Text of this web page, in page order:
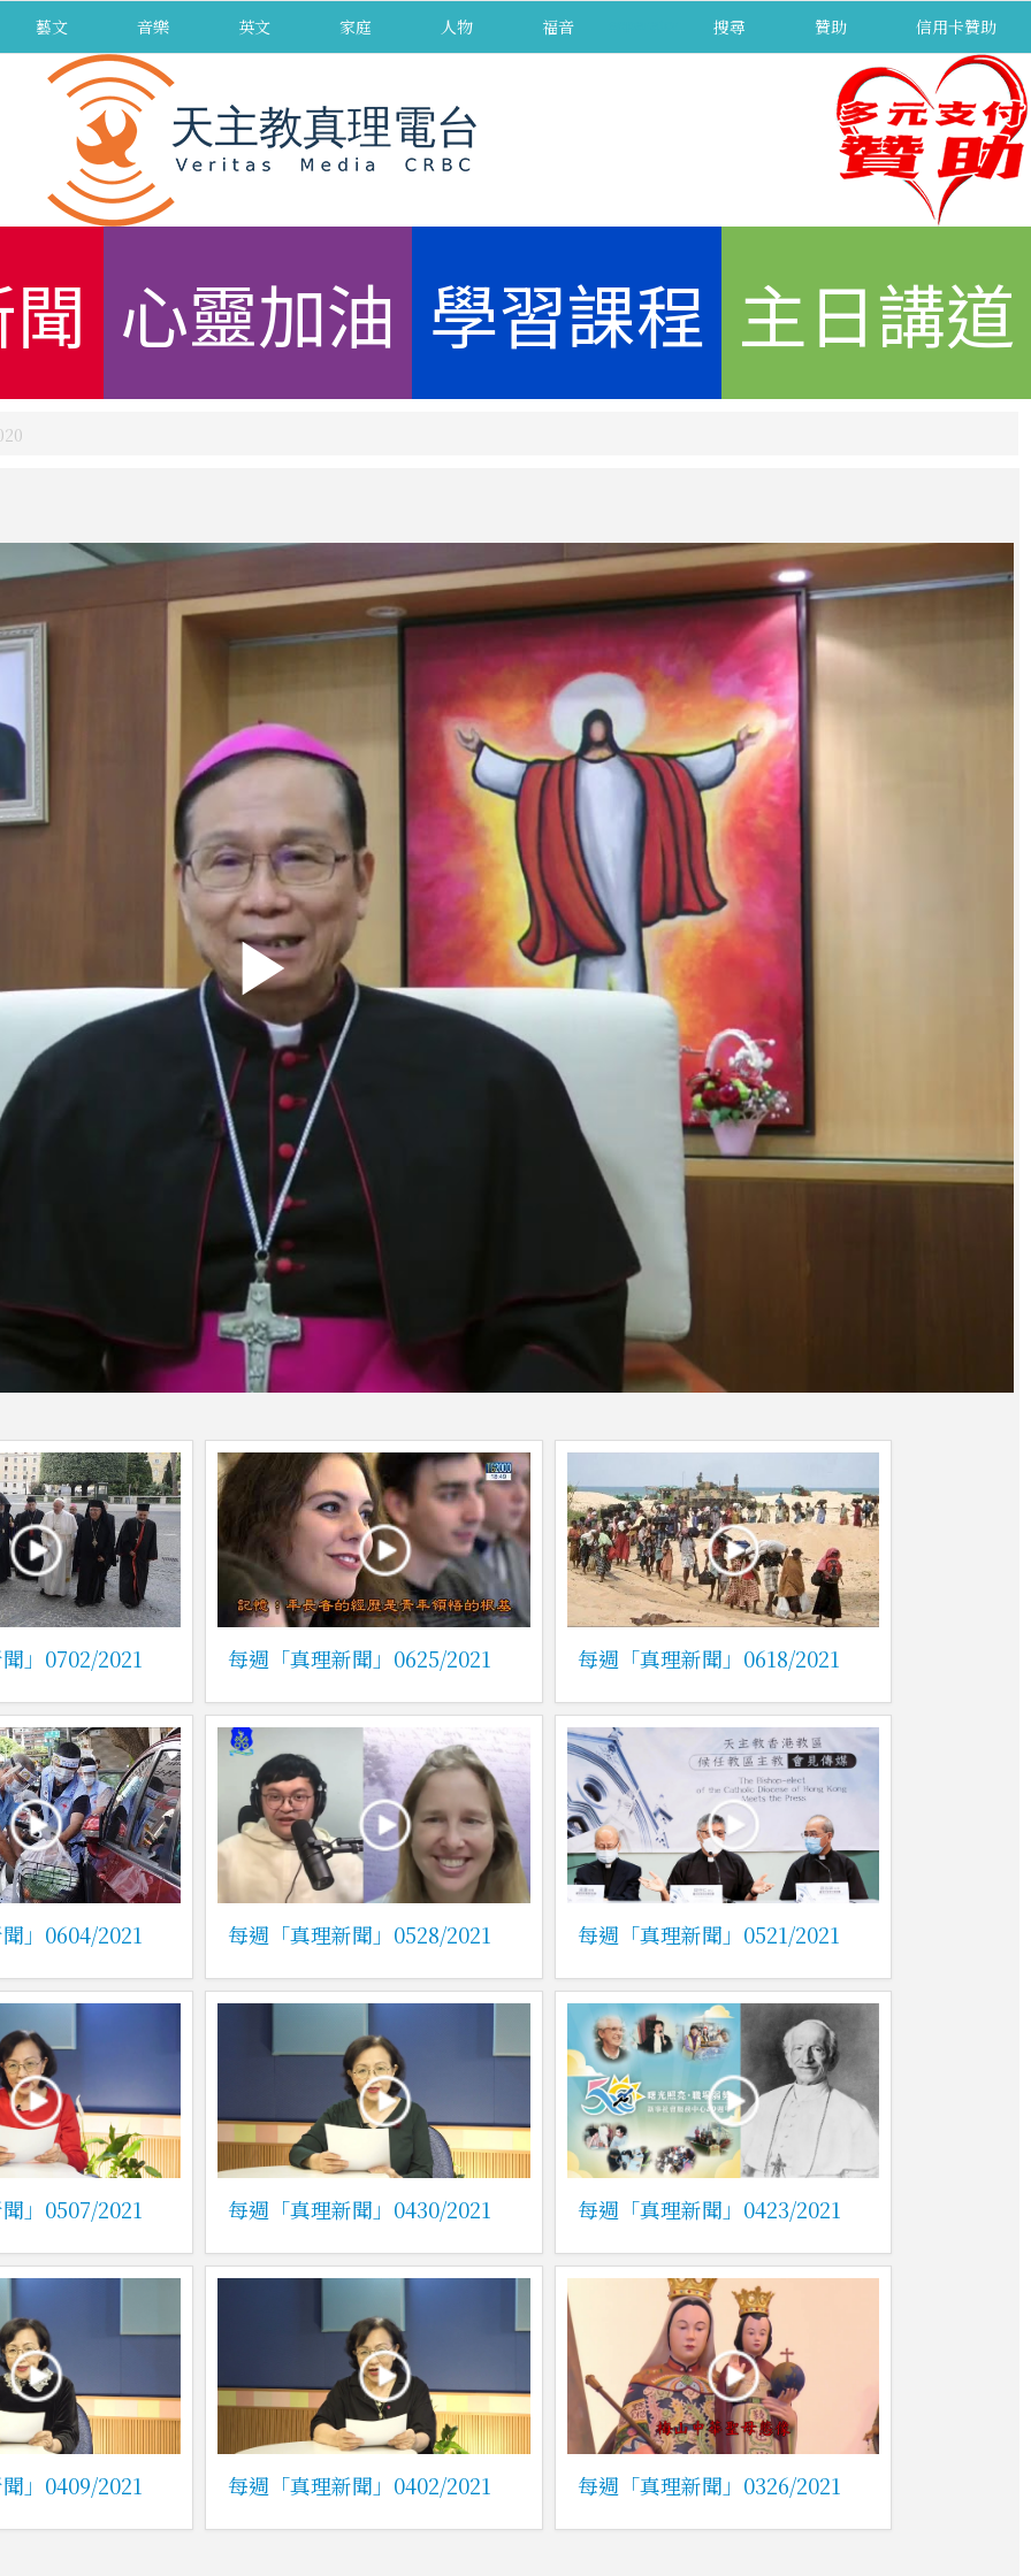
藝文 音樂 英文 家庭 人物 福音 搜尋 贊助 信用卡贊助
心靈加油 學習課程 主日講道
」0702/2021 每週「真理新聞」0625/2021 每週「真理新聞」0618/2021
」0604/2021 每週「真理新聞」0528/2021 每週「真理新聞」0521/2021
」0507/2021 每週「真理新聞」0430/2021 每週「真理新聞」0423/2021
」0409/2021 每週「真理新聞」0402/2021 每週「真理新聞」0326/2021